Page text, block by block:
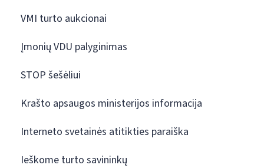
VMI turto aukcionai
Įmonių VDU palyginimas
STOP šešėliui
Krašto apsaugos ministerijos informacija
Interneto svetainės atitikties paraiška
Ieškome turto savininkų